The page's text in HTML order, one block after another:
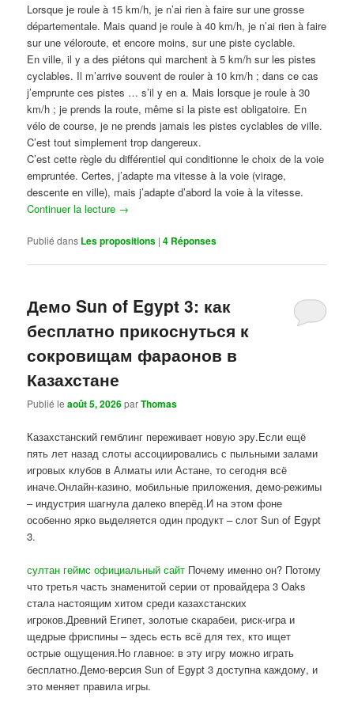
Lorsque je roule à 15 km/h, je n’ai rien à faire sur une grosse
départementale. Mais quand je roule à 40 km/h, je n’ai rien à faire
sur une véloroute, et encore moins, sur une piste cyclable.
En ville, il y a des piétons qui marchent à 5 km/h sur les pistes
cyclables. Il m’arrive souvent de rouler à 10 km/h ; dans ce cas
j’emprunte ces pistes … s’il y en a. Mais lorsque je roule à 30
km/h ; je prends la route, même si la piste est obligatoire. En
vélo de course, je ne prends jamais les pistes cyclables de ville.
C’est tout simplement trop dangereux.
C’est cette règle du différentiel qui conditionne le choix de la voie
empruntée. Certes, j’adapte ma vitesse à la voie (virage,
descente en ville), mais j’adapte d’abord la voie à la vitesse.
Continuer la lecture →
Publié dans Les propositions |4 Réponses
Демо Sun of Egypt 3: как
бесплатно прикоснуться к
сокровищам фараонов в
Казахстане
Publié leaoût 5, 2026parThomas
Казахстанский гемблинг переживает новую эру.Если ещё
пять лет назад слоты ассоциировались с пыльными залами
игровых клубов в Алматы или Астане, то сегодня всё
иначе.Онлайн-казино, мобильные приложения, демо-режимы
– индустрия шагнула далеко вперёд.И на этом фоне
особенно ярко выделяется один продукт – слот Sun of Egypt
3.
султан геймс официальный сайт Почему именно он? Потому
что третья часть знаменитой серии от провайдера 3 Oaks
стала настоящим хитом среди казахстанских
игроков.Древний Египет, золотые скарабеи, риск-игра и
щедрые фриспины – здесь есть всё для тех, кто ищет
острые ощущения.Но главное: в эту игру можно играть
бесплатно.Демо-версия Sun of Egypt 3 доступна каждому, и
это меняет правила игры.